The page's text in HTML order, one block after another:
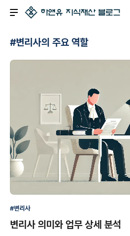
#변리사의 주요 역할
#변리사
변리사 의미와 업무 상세 분석